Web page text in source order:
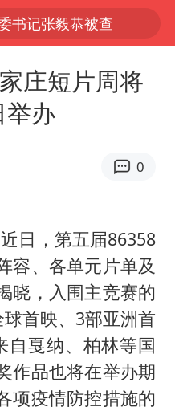
书记张毅恭被查
全球首个长时储能一体化产业园量产
豚加强
高县4.9级地震致1死
驱动有色板块大涨
一杯奶茶到底有多火
国防部：中国军队坚决反制任何闹海挑衅图谋
U17国足点球大战淘汰河床晋级决赛
板块集体大跌
横滨冠军赛全军覆没
庄短片周将
办
0
近日，第五届86358
容、各单元片单及
晓，入围主竞赛的
首映、3部亚洲首
自戛纳、柏林等国
作品也将在举办期
项疫情防控措施的